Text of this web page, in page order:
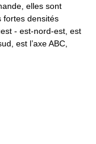
elles sont
fortes densités
- est-nord-est, est
est l’axe ABC,